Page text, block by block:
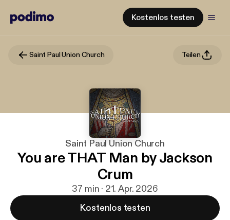
Kostenlos testen
Saint Paul Union Church Teilen
Saint Paul Union Church
You are THAT Man by Jackson
Crum
37 min · 21. Apr. 2026
Kostenlos testen